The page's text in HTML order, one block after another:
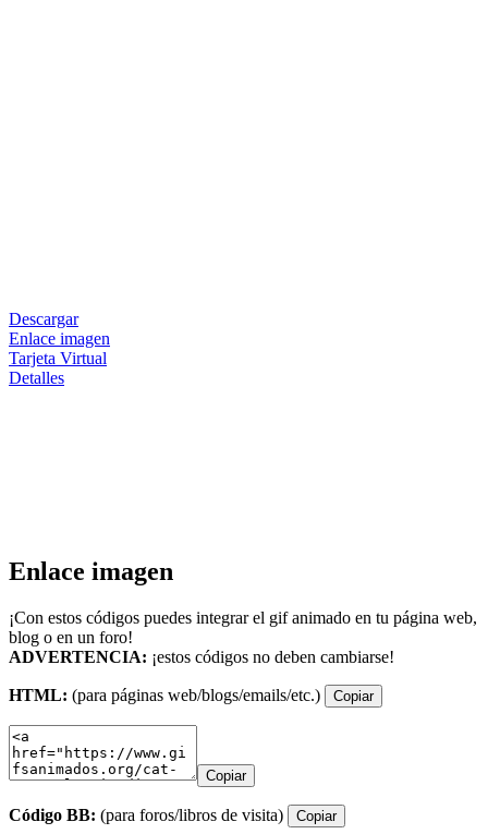
Descargar
Enlace imagen
Tarjeta Virtual
Detalles
Enlace imagen
¡Con estos códigos puedes integrar el gif animado en tu página web,
blog o en un foro!
ADVERTENCIA: ¡estos códigos no deben cambiarse!
HTML: (para páginas web/blogs/emails/etc.) Copiar
Copiar
Código BB: (para foros/libros de visita) Copiar